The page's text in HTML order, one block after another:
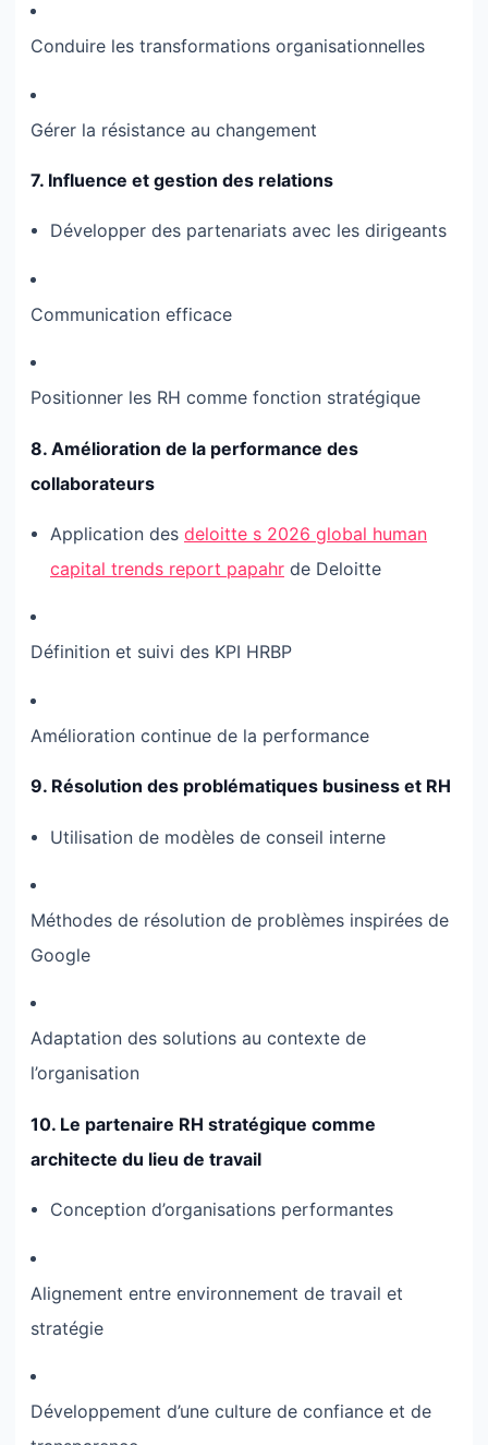
Conduire les transformations organisationnelles
Gérer la résistance au changement
7. Influence et gestion des relations
Développer des partenariats avec les dirigeants
Communication efficace
Positionner les RH comme fonction stratégique
8. Amélioration de la performance des
collaborateurs
Application des deloitte s 2026 global human
capital trends report papahr de Deloitte
Définition et suivi des KPI HRBP
Amélioration continue de la performance
9. Résolution des problématiques business et RH
Utilisation de modèles de conseil interne
Méthodes de résolution de problèmes inspirées de
Google
Adaptation des solutions au contexte de
l’organisation
10. Le partenaire RH stratégique comme
architecte du lieu de travail
Conception d’organisations performantes
Alignement entre environnement de travail et
stratégie
Développement d’une culture de confiance et de